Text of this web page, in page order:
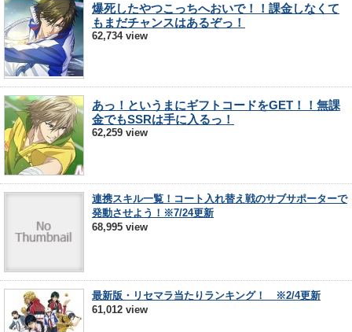
爆死したやつこっちへおいで！！課金しなくて
もまだチャンスはあるぞっ！
62,734 view
あっ！というまにギフトコードをGET！！無課
金でもSSRは手に入るっ！
62,259 view
連携スキル一覧！コート入れ替え戦のサブサポーターで
発動させよう！※7/24更新
68,995 view
最新版・リセマラ当たりランキング！ ※2/4更新
61,012 view